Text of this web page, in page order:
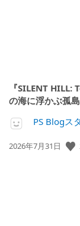
『SILENT
の海に浮かぶ孤
PS Blogス
公
2026年7月31日